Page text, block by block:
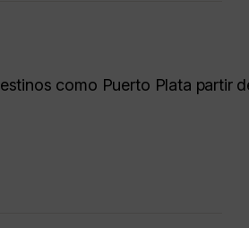
como Puerto Plata partir